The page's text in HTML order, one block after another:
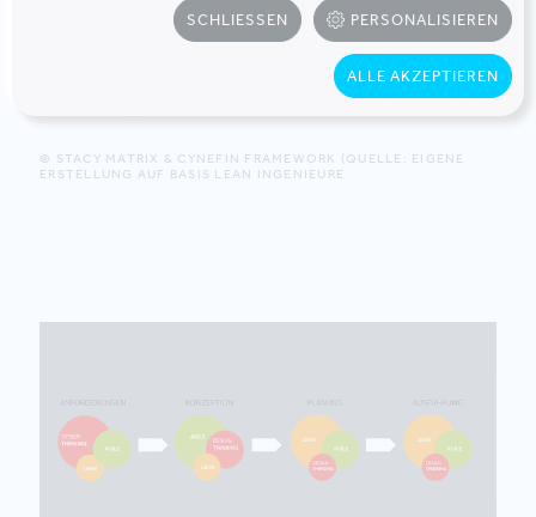
Komplexe Aufgaben, die sich der Vorhersage
entziehen und Überraschungsmomente
agilen Methoden
© STACY MATRIX & CYNEFIN FRAMEWORK (QUELLE: EIGENE
ERSTELLUNG AUF BASIS LEAN INGENIEURE
SCHLIESSEN PERSONALISIEREN
ALLE AKZEPTIEREN